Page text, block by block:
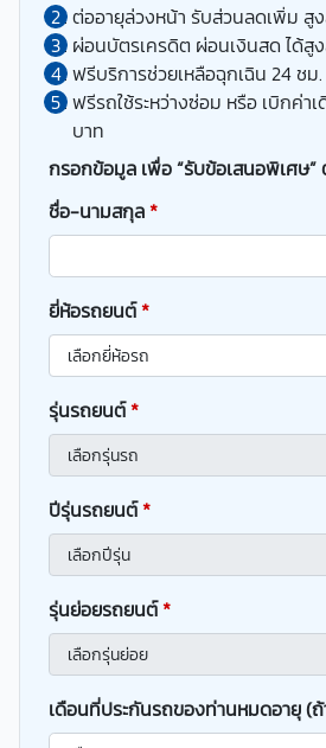
ต่ออายุล่วงหน้า รับส่วนลดเพิ่ม สู
ผ่อนบัตรเครดิต ผ่อนเงินสด ได้สู
ฟรีบริการช่วยเหลือฉุกเฉิน 24 ชม.
ฟรีรถใช้ระหว่างซ่อม หรือ เบิกค่า
บาท
กรอกข้อมูล เพื่อ “รับข้อเสนอพิเศษ
ชื่อ-นามสกุล*
ยี่ห้อรถยนต์*
รุ่นรถยนต์*
ปีรุ่นรถยนต์*
รุ่นย่อยรถยนต์*
เดือนที่ประกันรถของท่านหมดอายุ (